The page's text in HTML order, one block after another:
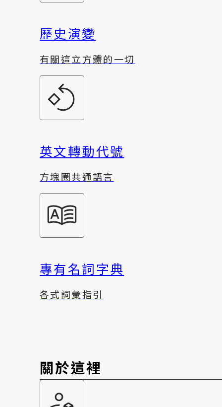
歷史演變
有關這立方體的一切
英文轉動代號
方塊圈共通語言
專有名詞字典
各式詞彙指引
關於這裡